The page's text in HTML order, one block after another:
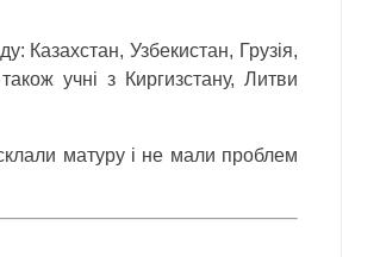
Казахстан, Узбекистан, Грузія,
учні з Киргизстану, Литви
матуру і не мали проблем